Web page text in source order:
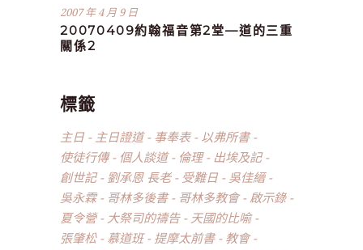
2007 年 4 月 9 日
20070409約翰福音第2堂—道的三重
關係2
標籤
主日 主日證道 事奉表
以弗所書
使徒行傳
個人談道 倫理
出埃及記
創世記
劉承恩 長老 受難日
吳佳縉
吳永霖
哥林多後書 哥林多教會
啟示錄
夏令營
大祭司的禱告
天國的比喻
張肇松
慕道班 提摩太前書
教會